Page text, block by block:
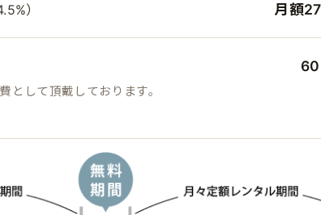
） 月額
として頂戴しております。